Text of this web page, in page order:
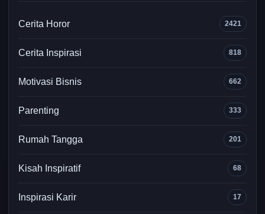
Cerita Horor 2421
Cerita Inspirasi 818
Motivasi Bisnis 662
Parenting 333
Rumah Tangga 201
Kisah Inspiratif 68
Inspirasi Karir 17